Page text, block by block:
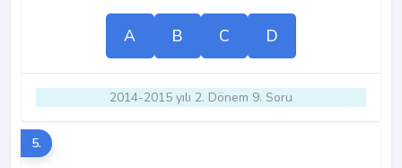
A B C D
2014-2015 yılı 2. Dönem 9. Soru
5.